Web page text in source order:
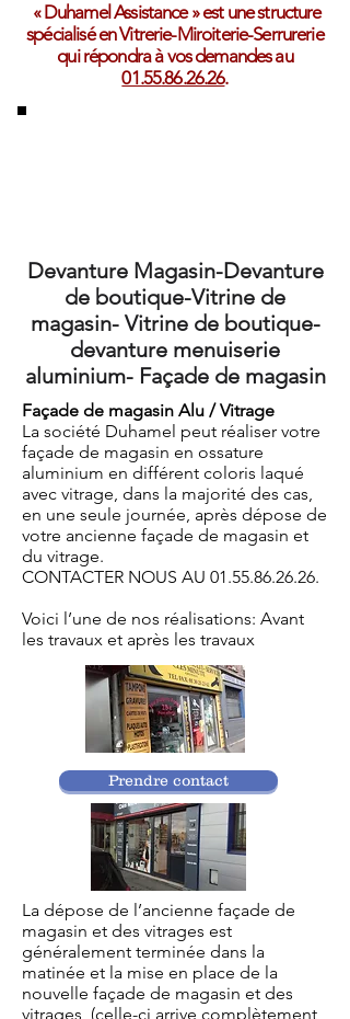
« Duhamel Assistance » est une structure
spécialisé en Vitrerie-Miroiterie-Serrurerie
qui répondra à vos demandes au
01.55.86.26.26.
Devanture Magasin-Devanture
de boutique-Vitrine de
magasin- Vitrine de boutique-
devanture menuiserie
aluminium- Façade de magasin
Façade de magasin Alu / Vitrage
La société Duhamel peut réaliser votre
façade de magasin en ossature
aluminium en différent coloris laqué
avec vitrage, dans la majorité des cas,
en une seule journée, après dépose de
votre ancienne façade de magasin et
du vitrage.
CONTACTER NOUS AU 01.55.86.26.26.
Voici l’une de nos réalisations: Avant
les travaux et après les travaux
La dépose de l’ancienne façade de
magasin et des vitrages est
généralement terminée dans la
matinée et la mise en place de la
nouvelle façade de magasin et des
vitrages, (celle-ci arrive complètement
Prendre contact